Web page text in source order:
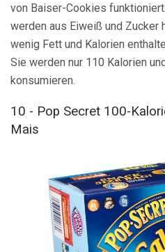
von Baiser-Cookies
werden aus Eiweiß und
wenig Fett und Kalorien
Sie werden nur 110 Kalorien
konsumieren.
10 - Pop Secret 100-
Mais